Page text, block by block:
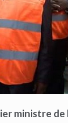
ministre